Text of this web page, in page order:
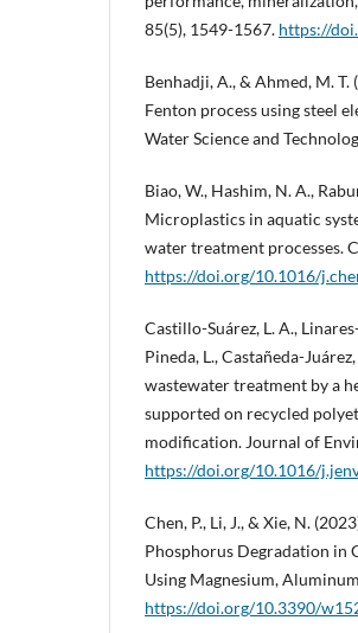
85(5), 1549-1567. https://
Benhadji, A., & Ahmed, M.
Fenton process using steel
Water Science and
Biao, W., Hashim, N. A.,
Microplastics in aquatic
water treatment processes.
https://doi.org/10.1016/
Castillo-Suárez, L. A.,
Pineda, L., Castañeda-
wastewater treatment by a
supported on recycled
modification. Journal of
https://doi.org/10.1016/
Chen, P., Li, J., & Xie, N.
Phosphorus Degradation in
Using Magnesium,
https://doi.org/10.3390/